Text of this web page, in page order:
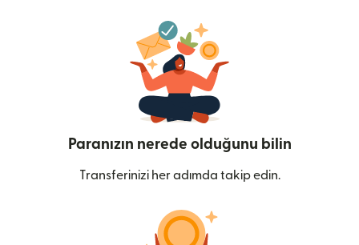
Paranızın nerede olduğunu bilin
Transferinizi her adımda takip edin.